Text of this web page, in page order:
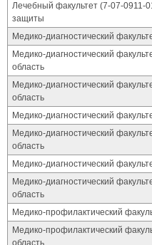
Лечебный факультет (7-07-0911-
защиты
Медико-диагностический
Медико-диагностический
область
Медико-диагностический
область
Медико-диагностический
Медико-диагностический
область
Медико-диагностический
Медико-диагностический
область
Медико-профилактический
Медико-профилактический
область